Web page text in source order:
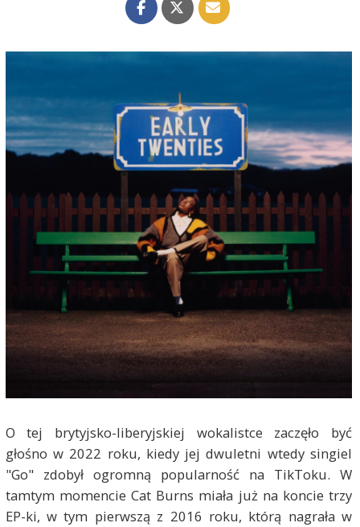
O tej brytyjsko-liberyjskiej wokalistce zaczęło być
głośno w 2022 roku, kiedy jej dwuletni wtedy singiel
"Go" zdobył ogromną popularność na TikToku. W
tamtym momencie Cat Burns miała już na koncie trzy
EP-ki, w tym pierwszą z 2016 roku, którą nagrała w